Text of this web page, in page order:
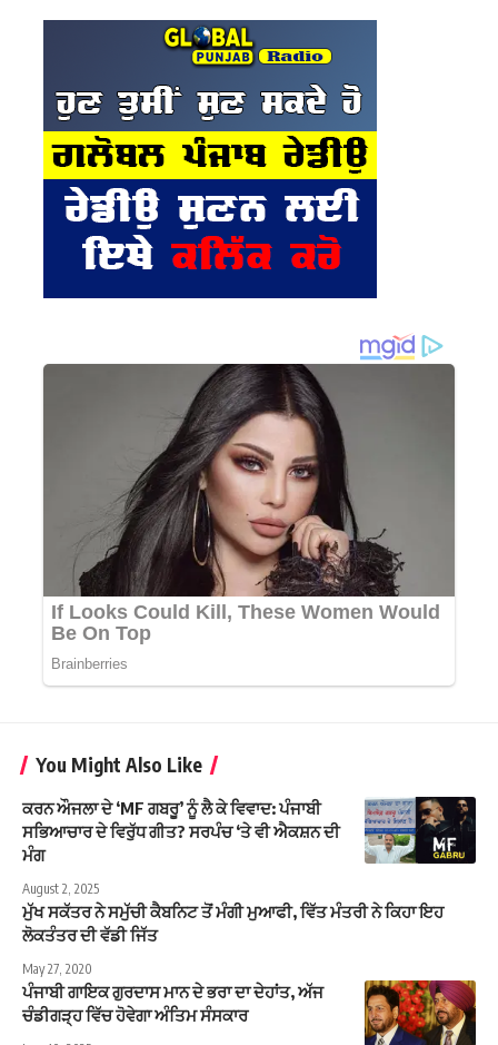
You Might Also Like
ਕਰਨ ਔਜਲਾ ਦੇ ‘MF ਗਬਰੂ’ ਨੂੰ ਲੈ ਕੇ ਵਿਵਾਦ: ਪੰਜਾਬੀ
ਸਭਿਆਚਾਰ ਦੇ ਵਿਰੁੱਧ ਗੀਤ? ਸਰਪੰਚ ‘ਤੇ ਵੀ ਐਕਸ਼ਨ ਦੀ
ਮੰਗ
August 2, 2025
ਮੁੱਖ ਸਕੱਤਰ ਨੇ ਸਮੁੱਚੀ ਕੈਬਨਿਟ ਤੋਂ ਮੰਗੀ ਮੁਆਫੀ, ਵਿੱਤ ਮੰਤਰੀ ਨੇ ਕਿਹਾ ਇਹ
ਲੋਕਤੰਤਰ ਦੀ ਵੱਡੀ ਜਿੱਤ
May 27, 2020
ਪੰਜਾਬੀ ਗਾਇਕ ਗੁਰਦਾਸ ਮਾਨ ਦੇ ਭਰਾ ਦਾ ਦੇਹਾਂਤ, ਅੱਜ
ਚੰਡੀਗੜ੍ਹ ਵਿੱਚ ਹੋਵੇਗਾ ਅੰਤਿਮ ਸੰਸਕਾਰ